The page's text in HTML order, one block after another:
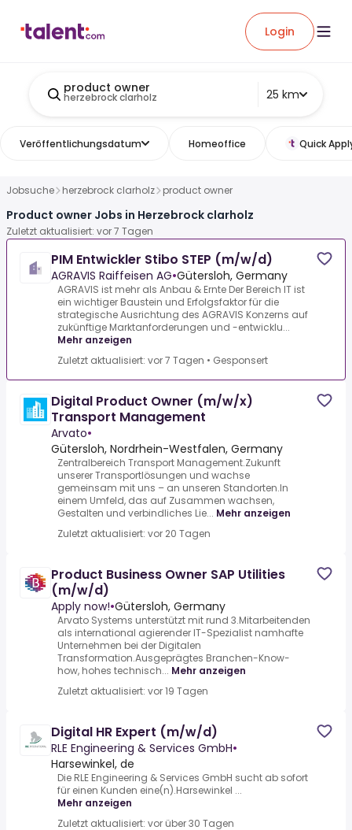
Login
product owner
herzebrock clarholz 25 km
Veröffentlichungsdatum Homeoffice Quick
Jobsuche herzebrock clarholz product owner
Product owner Jobs in Herzebrock clarholz
Zuletzt aktualisiert: vor 7 Tagen
PIM Entwickler Stibo STEP (m/w/d)
AGRAVIS Raiffeisen AG•Gütersloh, Germany
AGRAVIS ist mehr als Anbau & Ernte Der Bereich IT ist
ein wichtiger Baustein und Erfolgsfaktor für die
strategische Ausrichtung des AGRAVIS Konzerns auf
zukünftige Marktanforderungen und -entwicklu...
Mehr anzeigen
Zuletzt aktualisiert: vor 7 Tagen • Gesponsert
Digital Product Owner (m/w/x)
Transport Management
Arvato•
Gütersloh, Nordrhein-Westfalen, Germany
Zentralbereich Transport Management.Zukunft
unserer Transportlösungen und wachse
gemeinsam mit uns – an unseren Standorten.In
einem Umfeld, das auf Zusammen wachsen,
Gestalten und verbindliches Lie... Mehr anzeigen
Zuletzt aktualisiert: vor 20 Tagen
Product Business Owner SAP Utilities
(m/w/d)
Apply now!•Gütersloh, Germany
Arvato Systems unterstützt mit rund 3.Mitarbeitenden
als international agierender IT-Spezialist namhafte
Unternehmen bei der Digitalen
Transformation.Ausgeprägtes Branchen-Know-
how, hohes technisch... Mehr anzeigen
Zuletzt aktualisiert: vor 19 Tagen
Digital HR Expert (m/w/d)
RLE Engineering & Services GmbH•
Harsewinkel, de
Die RLE Engineering & Services GmbH sucht ab sofort
für einen Kunden eine(n).Harsewinkel ...
Mehr anzeigen
Zuletzt aktualisiert: vor über 30 Tagen